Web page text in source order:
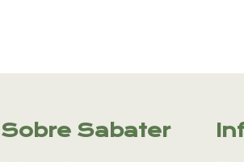
Sobre Sabater